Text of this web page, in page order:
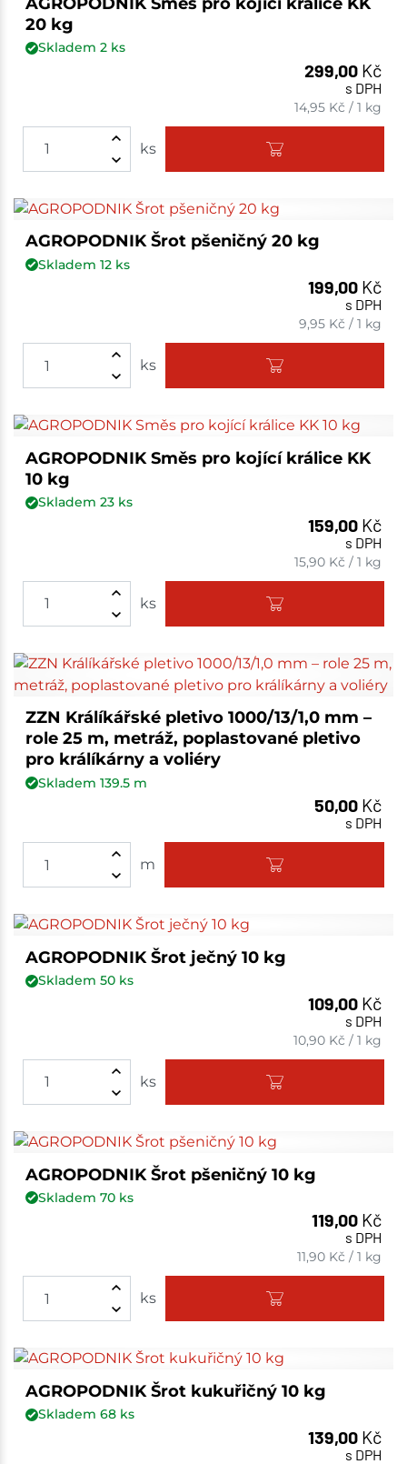
20 kg
Skladem 2ks
299,00 Kč
s DPH
14,95 Kč /1 kg
ks
AGROPODNIK Šrot pšeničný 20 kg
Skladem 12ks
199,00 Kč
s DPH
9,95 Kč /1 kg
ks
AGROPODNIK Směs pro kojící králice KK
10 kg
Skladem 23ks
159,00 Kč
s DPH
15,90 Kč /1 kg
ks
ZZN Králíkářské pletivo 1000/13/1,0 mm –
role 25 m, metráž, poplastované pletivo
pro králíkárny a voliéry
Skladem 139.5m
50,00 Kč
s DPH
m
AGROPODNIK Šrot ječný 10 kg
Skladem 50ks
109,00 Kč
s DPH
10,90 Kč /1 kg
ks
AGROPODNIK Šrot pšeničný 10 kg
Skladem 70ks
119,00 Kč
s DPH
11,90 Kč /1 kg
ks
AGROPODNIK Šrot kukuřičný 10 kg
Skladem 68ks
139,00 Kč
s DPH